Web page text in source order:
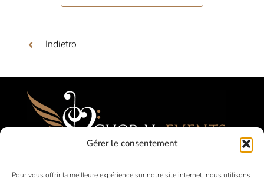
Gérer le consentement
Pour vous offrir la meilleure expérience sur notre site internet, nous utilisons
Indietro